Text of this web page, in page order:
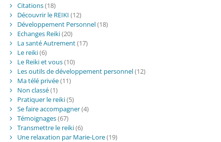
Citations(18)
Découvrir le REIKI (12)
Développement Personnel(18)
Echanges Reiki(20)
La santé Autrement(17)
Le reiki(6)
Le Reiki et vous(10)
Les outils de développement personnel(12)
Ma télé privée(11)
Non classé(1)
Pratiquer le reiki(5)
Se faire accompagner(4)
Témoignages(67)
Transmettre le reiki(6)
Une relaxation par Marie-Lore(19)